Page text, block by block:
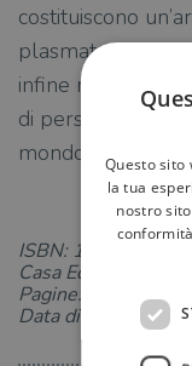
costituiscono
plasmato dal
infine riuniti
di persecuzioni
mondo.
ISBN: 1259575144
Casa Editrice:
Pagine: 464
Data di uscita: 25-
Questo sito
la tua
nostro